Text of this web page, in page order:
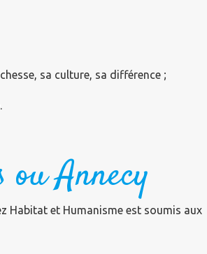
sa culture, sa différence ;
.
Annecy
Habitat et Humanisme est soumis aux